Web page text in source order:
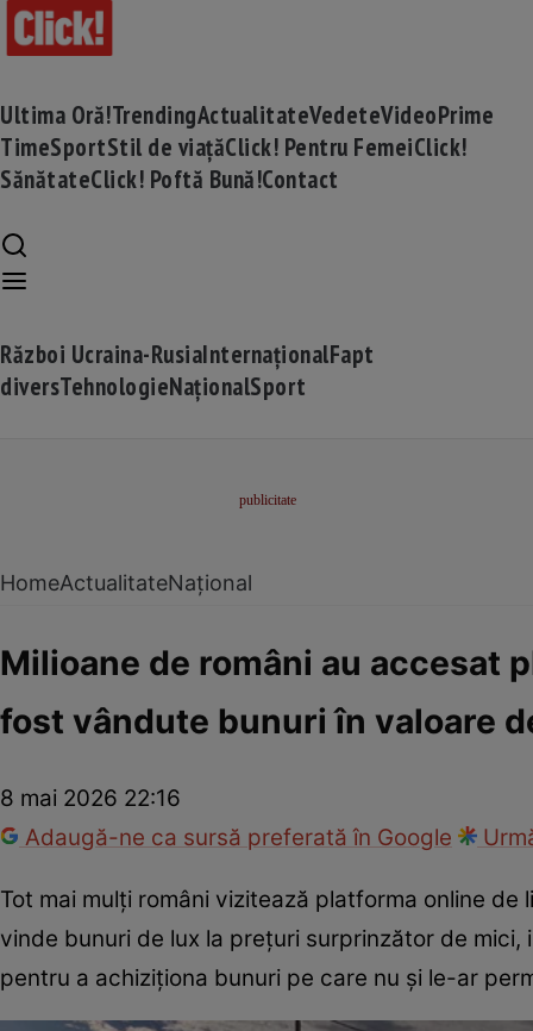
Ultima Oră!TrendingActualitateVedeteVideoPrime
TimeSportStil de viațăClick! Pentru FemeiClick!
SănătateClick! Poftă Bună!Contact
Război Ucraina-RusiaInternaționalFapt
diversTehnologieNaționalSport
HomeActualitateNațional
Milioane de români au accesat
fost vândute bunuri în valoare
8 mai 2026 22:16
Adaugă-ne ca sursă preferată în Google
Tot mai mulți români vizitează platforma online
vinde bunuri de lux la prețuri surprinzător de
pentru a achiziționa bunuri pe care nu și le-ar